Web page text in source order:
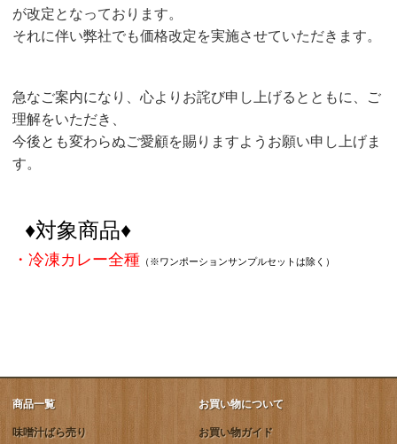
が改定となっております。
それに伴い弊社でも価格改定を実施させていただきます。
急なご案内になり、心よりお詫び申し上げるとともに、ご
理解をいただき、
今後とも変わらぬご愛顧を賜りますようお願い申し上げま
す。
♦対象商品♦
・冷凍カレー全種 （※ワンポーションサンプルセットは除く）
商品一覧
味噌汁ばら売り
お買い物について
お買い物ガイド